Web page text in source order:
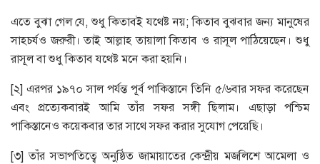
এতে বুঝা গেল যে, শুধু কিতাবই যথেষ্ট নয়; কিতাব বুঝবার জন্য মানুষের
সাহচর্যও জরুরী। তাই আল্লাহ তায়ালা কিতাব ও রাসূল পাঠিয়েছেন। শুধু
রাসূল বা শুধু কিতাব যথেষ্ট মনে করা হয়নি।
[২] এরপর ১৯৭০ সাল পর্যন্ত পূর্ব পাকিস্তানে তিনি ৫/৬বার সফর করেছেন
এবং প্রত্যেকবারই আমি তাঁর সফর সঙ্গী ছিলাম। এছাড়া পশ্চিম
পাকিস্তানেও কয়েকবার তার সাথে সফর করার সুযোগ পেয়েছি।
[৩] তাঁর সভাপতিত্বে অনুষ্ঠিত জামায়াতের কেন্দ্রীয় মজলিশে আমেলা ও